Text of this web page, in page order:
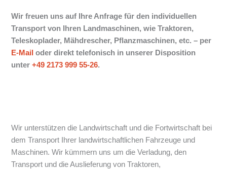
Wir freuen uns auf Ihre Anfrage für den individuellen
Transport von Ihren Landmaschinen, wie Traktoren,
Teleskoplader, Mähdrescher, Pflanzmaschinen, etc. – per
E-Mail oder direkt telefonisch in unserer Disposition
unter+49 2173 999 55-26.
Wir unterstützen die Landwirtschaft und die Fortwirtschaft bei
dem Transport Ihrer landwirtschaftlichen Fahrzeuge und
Maschinen. Wir kümmern uns um die Verladung, den
Transport und die Auslieferung von Traktoren,